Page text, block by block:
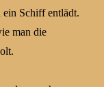
ein Schiff entlädt.
man die